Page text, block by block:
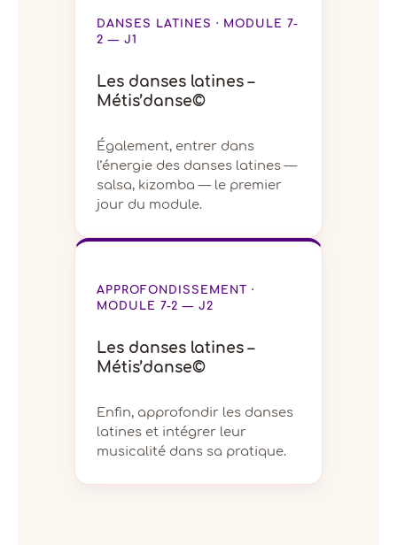
DANSES LATINES · MODULE 7-
2 — J1
Les danses latines –
Métis’danse©
Également, entrer dans
l’énergie des danses latines —
salsa, kizomba — le premier
jour du module.
APPROFONDISSEMENT ·
MODULE 7-2 — J2
Les danses latines –
Métis’danse©
Enfin, approfondir les danses
latines et intégrer leur
musicalité dans sa pratique.